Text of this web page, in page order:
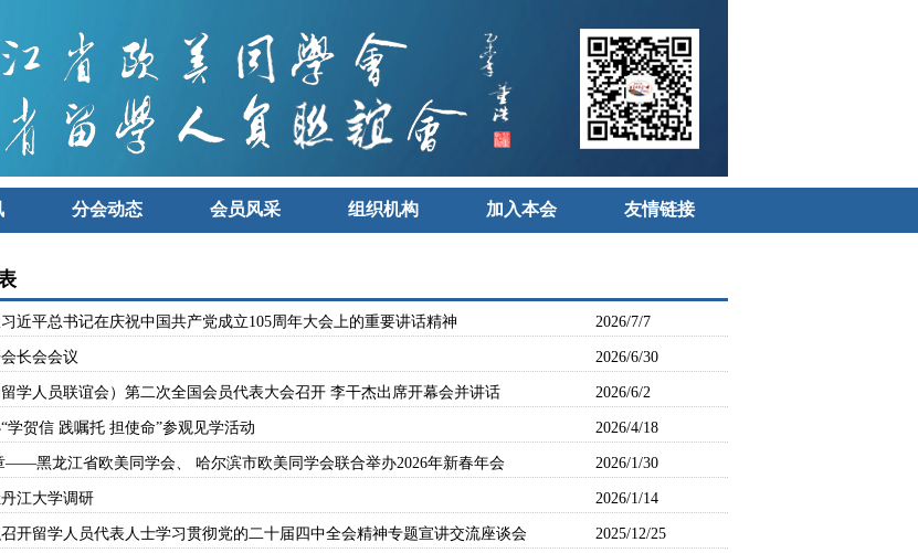
分会动态 会员风采 组织机构 加入本会 友情链接
近平总书记在庆祝中国共产党成立105周年大会上的重要讲话精神 2026/7/7
长会会议 2026/6/30
学人员联谊会）第二次全国会员代表大会召开 李干杰出席开幕会并讲话 2026/6/2
学贺信 践嘱托 担使命”参观见学活动 2026/4/18
——黑龙江省欧美同学会、 哈尔滨市欧美同学会联合举办2026年新春年会 2026/1/30
江大学调研 2026/1/14
开留学人员代表人士学习贯彻党的二十届四中全会精神专题宣讲交流座谈会 2025/12/25